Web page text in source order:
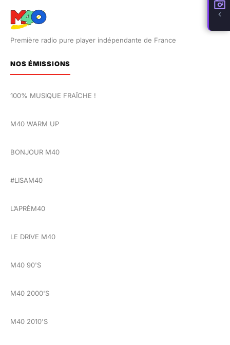
Première radio pure player indépendante de France
NOS ÉMISSIONS
100% MUSIQUE FRAÎCHE !
M40 WARM UP
BONJOUR M40
#LISAM40
L’APRÈM40
LE DRIVE M40
M40 90'S
M40 2000'S
M40 2010'S